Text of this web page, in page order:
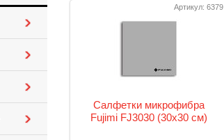
Артикул: 6379
Салфетки микрофибра
Fujimi FJ3030 (30х30 см)